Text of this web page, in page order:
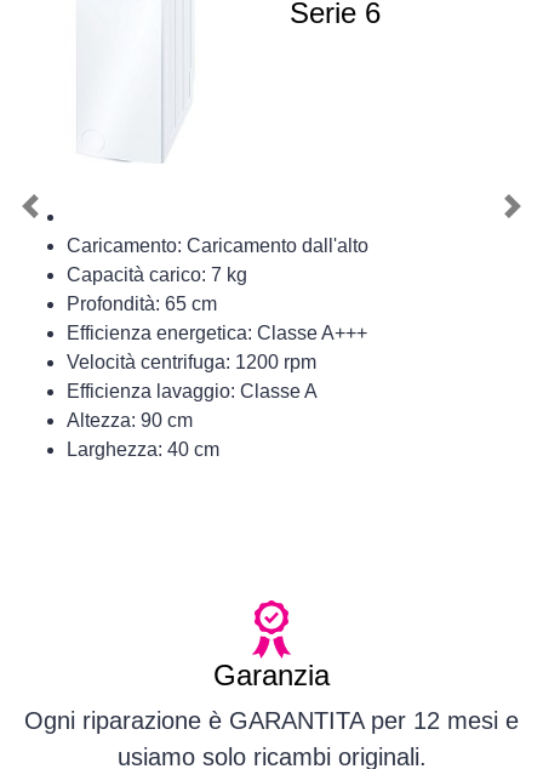
Serie 6
Caricamento: Caricamento dall'alto
Capacità carico: 7 kg
Profondità: 65 cm
Efficienza energetica: Classe A+++
Velocità centrifuga: 1200 rpm
Efficienza lavaggio: Classe A
Altezza: 90 cm
Larghezza: 40 cm
Previous
Garanzia
Ogni riparazione è GARANTITA per 12 mesi e
usiamo solo ricambi originali.